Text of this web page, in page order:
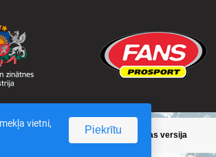
drošības politika / Iepriekšējā lapas versija
vietni,
Piekrītu